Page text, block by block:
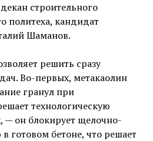
строительного
политеха, кандидат
Шаманов.
решить сразу
Во-первых, метакаолин
гранул при
технологическую
— он блокирует щелочно-
готовом бетоне, что решает